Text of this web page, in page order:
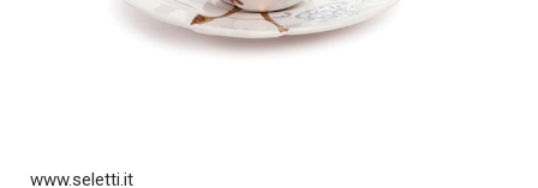
www.seletti.it